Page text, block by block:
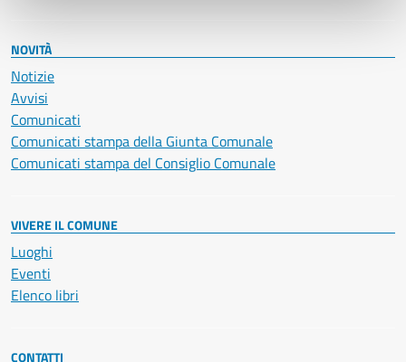
NOVITÀ
Notizie
Avvisi
Comunicati
Comunicati stampa della Giunta Comunale
Comunicati stampa del Consiglio Comunale
VIVERE IL COMUNE
Luoghi
Eventi
Elenco libri
CONTATTI